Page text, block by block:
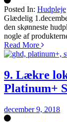
Posted In: Hudpleje
Silke
Glædelig
den skønneste
nogle af
Read More
9. Lækre
Platinum+
december 9, 2018